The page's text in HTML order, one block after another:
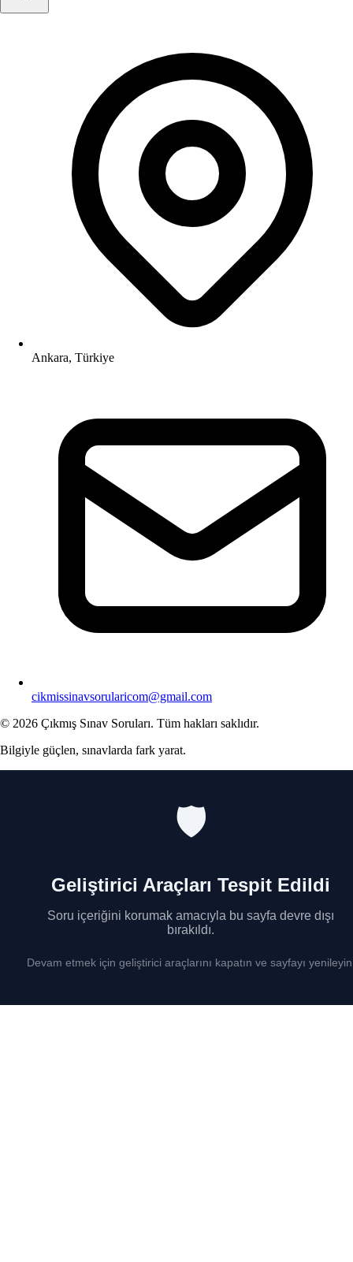
Ankara, Türkiye
cikmissinavsorularicom@gmail.com
© 2026 Çıkmış Sınav Soruları. Tüm hakları saklıdır.
Bilgiyle güçlen, sınavlarda fark yarat.
🛡️
Geliştirici Araçları Tespit Edildi
Soru içeriğini korumak amacıyla bu sayfa devre dışı
bırakıldı.
Devam etmek için geliştirici araçlarını kapatın ve sayfayı